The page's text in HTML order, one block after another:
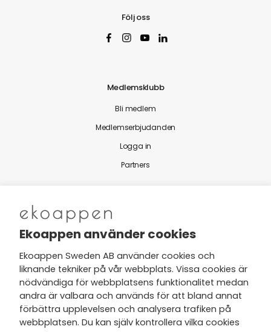
Följ oss
Medlemsklubb
Bli medlem
Medlemserbjudanden
Logga in
Partners
Nytt från Ekoappen
Jag har tagit del av Ekoappens
personuppgifts- och
integritetspolicyoch tar gärna del
av nyheter, hälsotips och exklusiva
erbjudanden via min e-post.
Ekoappen använder cookies
Ekoappen Sweden AB använder cookies och
liknande tekniker på vår webbplats. Vissa cookies är
nödvändiga för webbplatsens funktionalitet medan
andra är valbara och används för att bland annat
förbättra upplevelsen och analysera trafiken på
webbplatsen. Du kan själv kontrollera vilka cookies